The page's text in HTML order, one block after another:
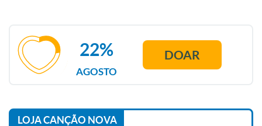
AGOSTO
22% DOAR
LOJA CANÇÃO NOVA